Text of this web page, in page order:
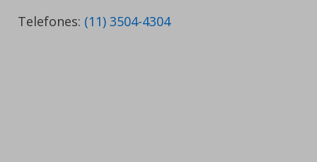
Telefones: (11) 3504-4304